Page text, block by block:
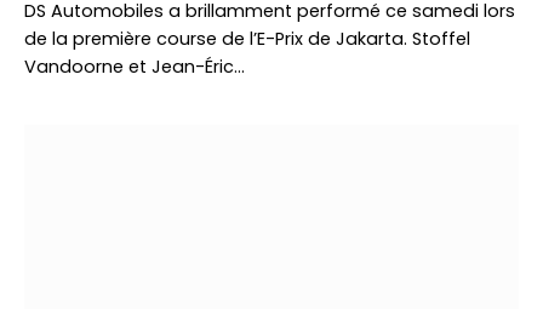
DS Automobiles a brillamment performé ce samedi lors
de la première course de l’E-Prix de Jakarta. Stoffel
Vandoorne et Jean-Éric…